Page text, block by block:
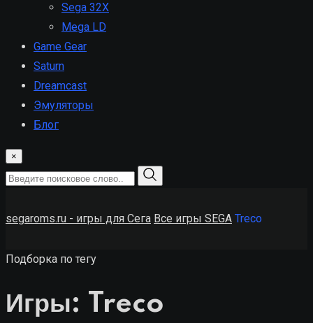
Sega 32X
Mega LD
Game Gear
Saturn
Dreamcast
Эмуляторы
Блог
×
segaroms.ru - игры для Сега Все игры SEGA Treco
Подборка по тегу
Игры: Treco